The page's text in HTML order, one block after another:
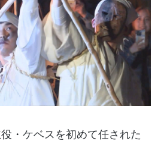
・ケベスを初めて任された